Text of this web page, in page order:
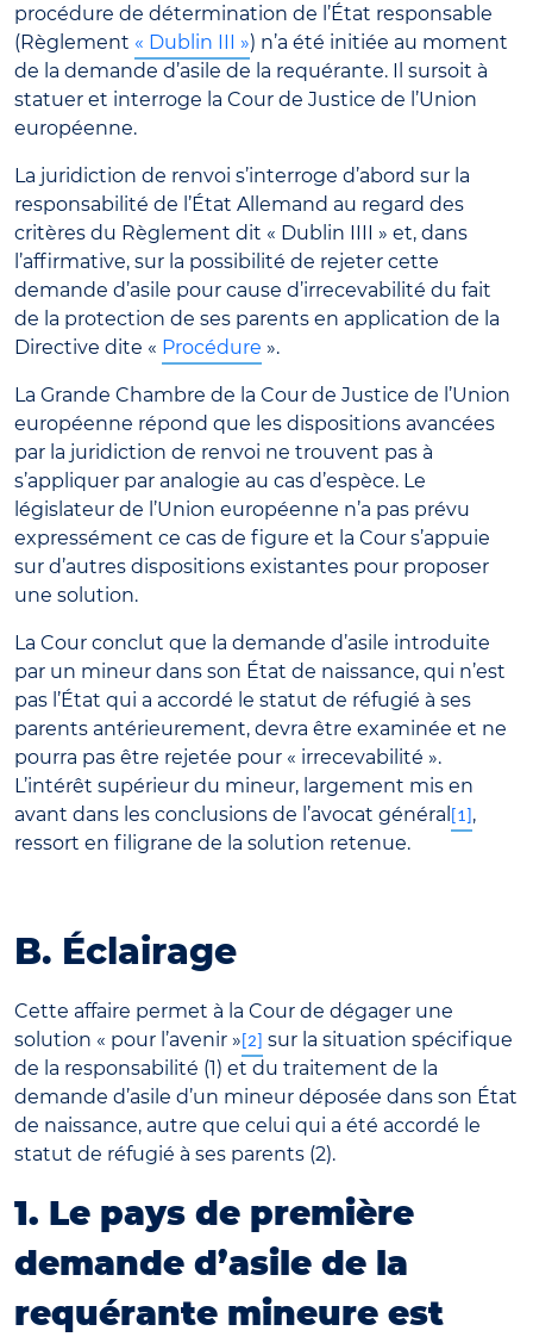
procédure de détermination de l’État responsable
(Règlement « Dublin III ») n’a été initiée au moment
de la demande d’asile de la requérante. Il sursoit à
statuer et interroge la Cour de Justice de l’Union
européenne.
La juridiction de renvoi s’interroge d’abord sur la
responsabilité de l’État Allemand au regard des
critères du Règlement dit « Dublin IIII » et, dans
l’affirmative, sur la possibilité de rejeter cette
demande d’asile pour cause d’irrecevabilité du fait
de la protection de ses parents en application de la
Directive dite « Procédure ».
La Grande Chambre de la Cour de Justice de l’Union
européenne répond que les dispositions avancées
par la juridiction de renvoi ne trouvent pas à
s’appliquer par analogie au cas d’espèce. Le
législateur de l’Union européenne n’a pas prévu
expressément ce cas de figure et la Cour s’appuie
sur d’autres dispositions existantes pour proposer
une solution.
La Cour conclut que la demande d’asile introduite
par un mineur dans son État de naissance, qui n’est
pas l’État qui a accordé le statut de réfugié à ses
parents antérieurement, devra être examinée et ne
pourra pas être rejetée pour « irrecevabilité ».
L’intérêt supérieur du mineur, largement mis en
avant dans les conclusions de l’avocat général
[1] ,
ressort en filigrane de la solution retenue.
B. Éclairage
Cette affaire permet à la Cour de dégager une
solution « pour l’avenir » [2]
sur la situation spécifique
de la responsabilité (1) et du traitement de la
demande d’asile d’un mineur déposée dans son État
de naissance, autre que celui qui a été accordé le
statut de réfugié à ses parents (2).
1. Le pays de première
demande d’asile de la
requérante mineure est